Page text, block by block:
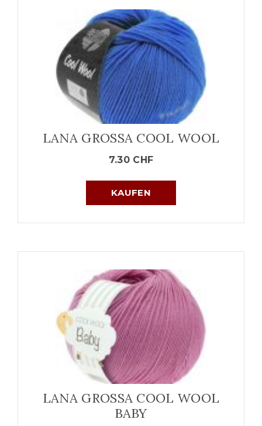
LANA GROSSA COOL WOOL
7.30 CHF
KAUFEN
LANA GROSSA COOL WOOL
BABY